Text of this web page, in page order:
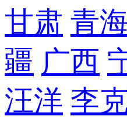
甘肃 青
疆 广西
汪洋 李